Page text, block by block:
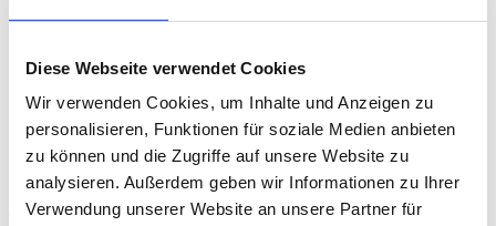
Diese Webseite verwendet Cookies
Wir verwenden Cookies, um Inhalte und Anzeigen zu
personalisieren, Funktionen für soziale Medien anbieten
zu können und die Zugriffe auf unsere Website zu
analysieren. Außerdem geben wir Informationen zu Ihrer
Verwendung unserer Website an unsere Partner für
VERWENDET (WIDERSPRUCH NACH ART. 21 ABS. 2
Beschwerde­recht bei der zuständigen Aufsichts­
behörde
Im Falle von Verstößen gegen die DSGVO steht den Betroffenen
ein Beschwerderecht bei einer Aufsichtsbehörde, insbesondere in